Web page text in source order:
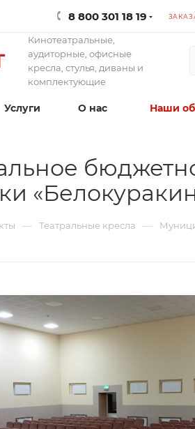
8 800 301 18 19
Кинотеатральные,
аудиторные, офисные
кресла, стулья, диваны и
комплектующие
Услуги О нас Наши
— Театральные кресла —